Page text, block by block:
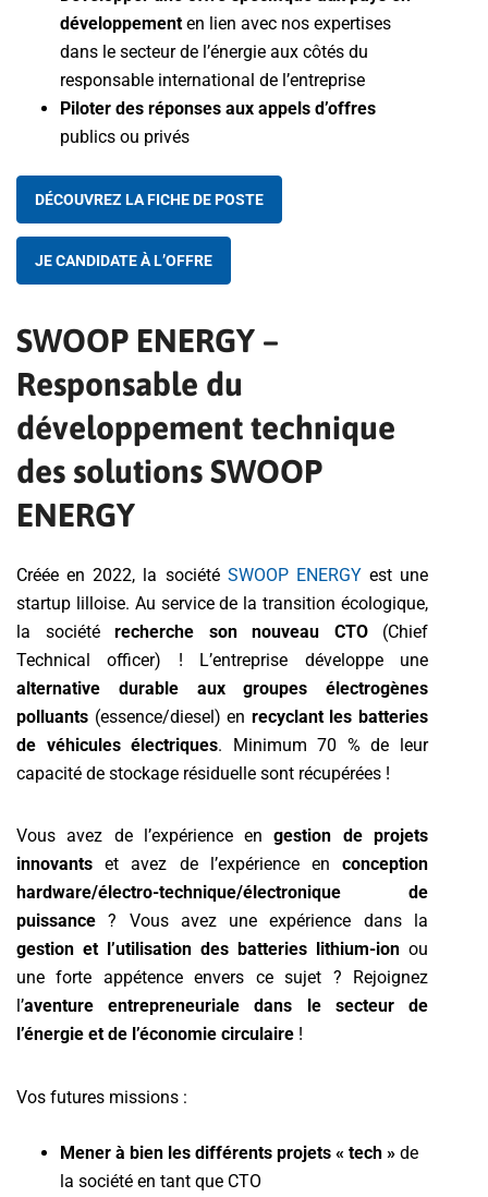
développement en lien avec nos expertises
dans le secteur de l’énergie aux côtés du
responsable international de l’entreprise
Piloter des réponses aux appels d’offres
publics ou privés
DÉCOUVREZ LA FICHE DE POSTE
JE CANDIDATE À L’OFFRE
SWOOP ENERGY –
Responsable du
développement technique
des solutions SWOOP
ENERGY
Créée en 2022, la société SWOOP ENERGYest une
startup lilloise. Au service de la transition écologique,
la sociétérecherche son nouveau CTO(Chief
Technical officer) ! L’entreprise développe une
alternative durable aux groupes électrogènes
polluants (essence/diesel) en recyclant les batteries
de véhicules électriques. Minimum 70 % de leur
capacité de stockage résiduelle sont récupérées !
Vous avez de l’expérience engestion de projets
innovants et avez de l’expérience en conception
hardware/électro-technique/électronique de
puissance ? Vous avez une expérience dans la
gestion et l’utilisation des batteries lithium-ion ou
une forte appétence envers ce sujet ? Rejoignez
l’aventure entrepreneuriale dans le secteur de
l’énergie et de l’économie circulaire !
Vos futures missions :
Mener à bien les différents projets « tech » de
la société en tant que CTO